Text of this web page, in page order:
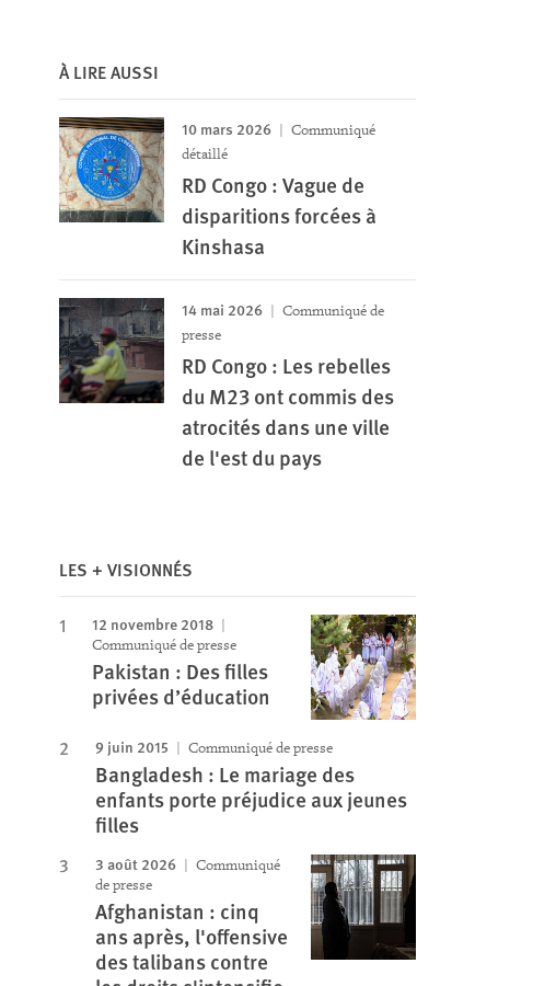
Image
À LIRE AUSSI
10 mars 2026
Communiqué
détaillé
RD Congo : Vague de
disparitions forcées à
Kinshasa
14 mai 2026
Communiqué de
presse
RD Congo : Les rebelles
du M23 ont commis des
atrocités dans une ville
de l'est du pays
LES + VISIONNÉS
12 novembre 2018
Communiqué de presse
Pakistan : Des filles
privées d’éducation
9 juin 2015 Communiqué de presse
Bangladesh : Le mariage des
enfants porte préjudice aux jeunes
filles
3 août 2026
Communiqué
de presse
Afghanistan : cinq
ans après, l'offensive
des talibans contre